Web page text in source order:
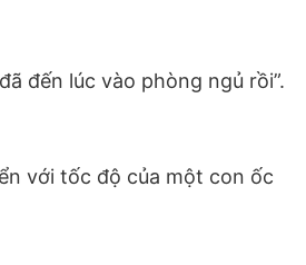
đến lúc vào phòng ngủ rồi”.
với tốc độ của một con ốc